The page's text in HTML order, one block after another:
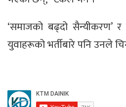
‘समाजको बढ्दो सैन्यीकरण’
युवाहरूको भर्तीबारे पनि उनले